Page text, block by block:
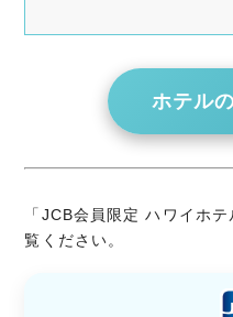
ホテル
「JCB会員限定 ハワイホ
覧ください。